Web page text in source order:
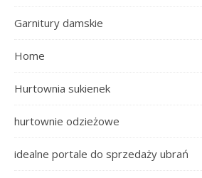
Garnitury damskie
Home
Hurtownia sukienek
hurtownie odzieżowe
idealne portale do sprzedaży ubrań